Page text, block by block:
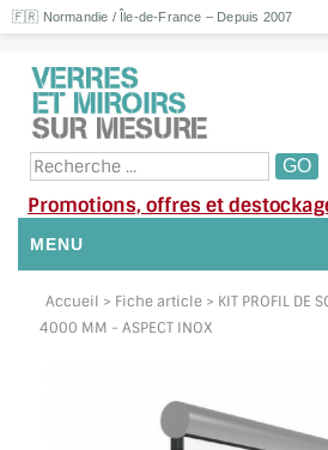
🇫🇷 Normandie / Île-de-France – Depuis 2007
Promotions, offres et
MENU
NOUS CONTACTER
DEMANDE DE DEVIS
Accueil > Fiche article > KIT PROFIL DE
4000 MM - ASPECT INOX